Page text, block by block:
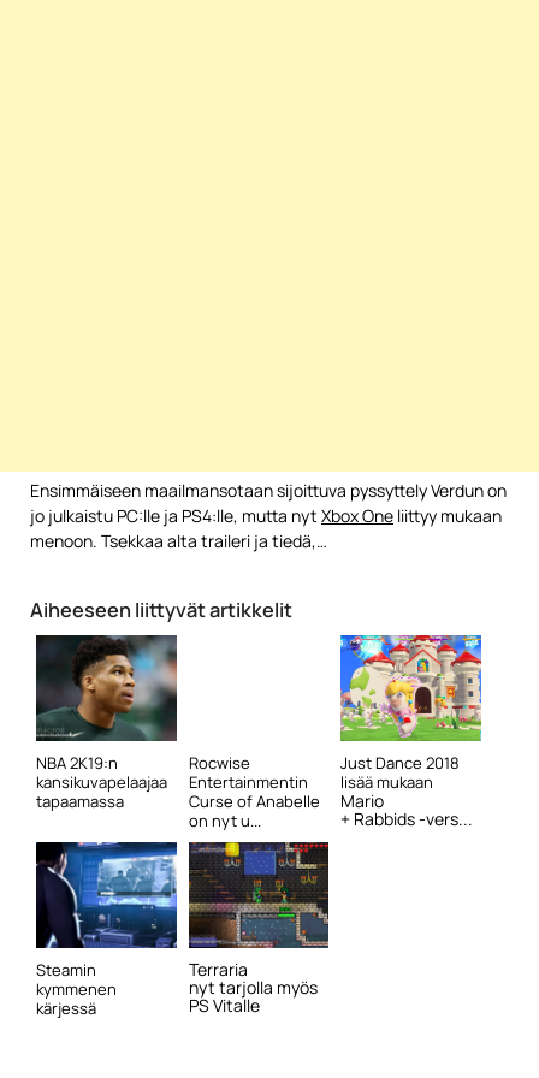
Ensimmäiseen maailmansotaan sijoittuva pyssyttely Verdun on
jo julkaistu PC:lle ja PS4:lle, mutta nyt Xbox One liittyy mukaan
menoon. Tsekkaa alta traileri ja tiedä,…
Aiheeseen liittyvät artikkelit
NBA 2K19:n
kansikuvapelaajaa
tapaamassa
Rocwise
Entertainmentin
Curse of Anabelle
on nyt u...
Just Dance 2018
lisää mukaan
Mario
+ Rabbids -vers...
Steamin
kymmenen
kärjessä
Terraria
nyt tarjolla myös
PS Vitalle